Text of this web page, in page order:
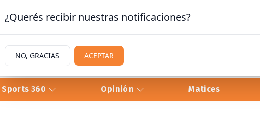
Sports 360 Opinión Matices
¿Querés recibir nuestras notificaciones?
NO, GRACIAS ACEPTAR